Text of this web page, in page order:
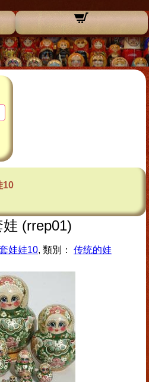
10
(rrep01)
娃娃10, 類別： 传统的娃